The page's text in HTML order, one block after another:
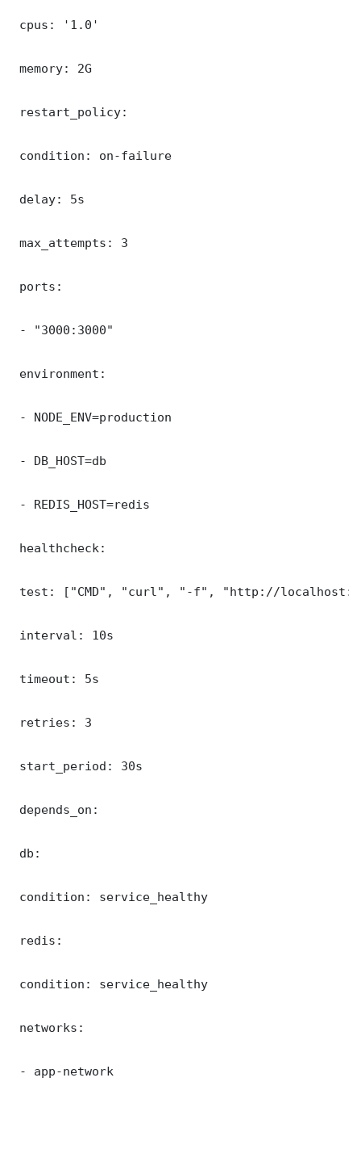
cpus: '1.0'
memory: 2G
restart_policy:
condition: on-failure
delay: 5s
max_attempts: 3
ports:
- "3000:3000"
environment:
- NODE_ENV=production
- DB_HOST=db
- REDIS_HOST=redis
healthcheck:
test: ["CMD", "curl", "-f", "http://
interval: 10s
timeout: 5s
retries: 3
start_period: 30s
depends_on:
db:
condition: service_healthy
redis:
condition: service_healthy
networks:
- app-network